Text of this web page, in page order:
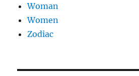
Woman
Women
Zodiac